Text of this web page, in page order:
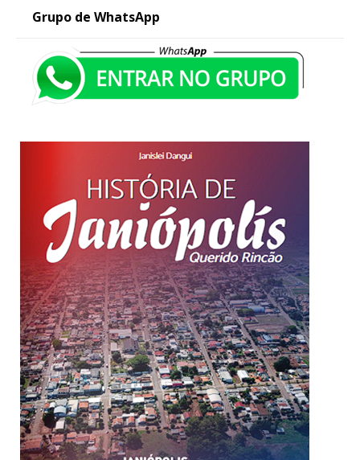
Grupo de WhatsApp